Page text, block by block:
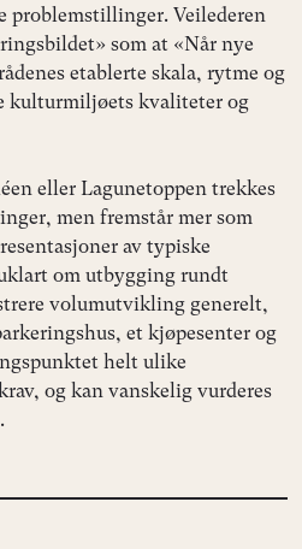
problemstillinger. Veilederen
som at «Når nye
etablerte skala, rytme og
kulturmiljøets kvaliteter og
eller Lagunetoppen trekkes
men fremstår mer som
av typiske
om utbygging rundt
volumutvikling generelt,
et kjøpesenter og
helt ulike
og kan vanskelig vurderes